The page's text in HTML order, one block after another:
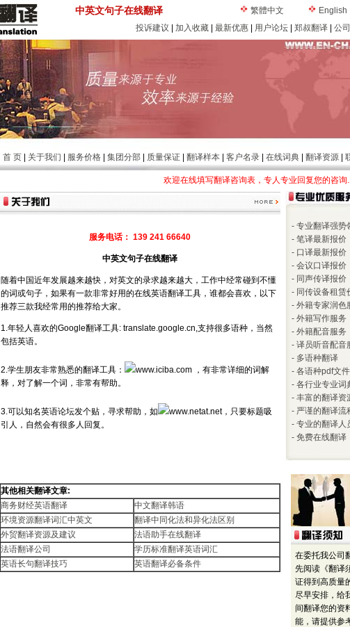
中英文句子在线翻译 繁體中文 English
投诉建议
加入收藏 最新优惠 用户论坛 郑叔翻译 公
首 页| 关于我们 服务价格| 集团分部| 质量保证| 翻译样本| 客户名录| 在线词典| 翻译资源|
欢迎在线填写翻译咨询表，专人专业回复您的咨询...
服务电话： 139 241 66640
中英文句子在线翻译
随着中国近年发展越来越快，对英文的录求越来越大，工作中经常碰到不懂
的词或句子，如果有一款非常好用的在线英语翻译工具，谁都会喜欢，以下
推荐三款我经常用的推荐给大家。
1.年轻人喜欢的Google翻译工具: translate.google.cn,支持很多语种，当然
包括英语。
2.学生朋友非常熟悉的翻译工具：
www.iciba.com ，有非常详细的词解
释，对了解一个词，非常有帮助。
3.可以知名英语论坛发个贴，寻求帮助，如
www.netat.net，只要标题吸
引人，自然会有很多人回复。
其他相关翻译文章:
商务财经英语翻译
中文翻译韩语
环境资源翻译词汇中英文
翻译中同化法和异化法区别
外贸翻译资源及建议
法语助手在线翻译
法语翻译公司
学历标准翻译英语词汇
英语长句翻译技巧
英语翻译必备条件
- 专业翻译强势
- 笔译最新报价
- 口译最新报价
- 会议口译报价
- 同声传译报价
- 同传设备租赁
- 外籍专家润色
- 外籍写作服务
- 外籍配音服务
- 译员听音配音
- 多语种翻译
- 各语种pdf文
- 各行业专业词
- 丰富的翻译资
- 严谨的翻译流
- 专业的翻译人
- 免费在线翻译
在委托我公司
先阅读《翻译
证得到高质量
尽早安排，给
间翻译您的资
能，请提供参